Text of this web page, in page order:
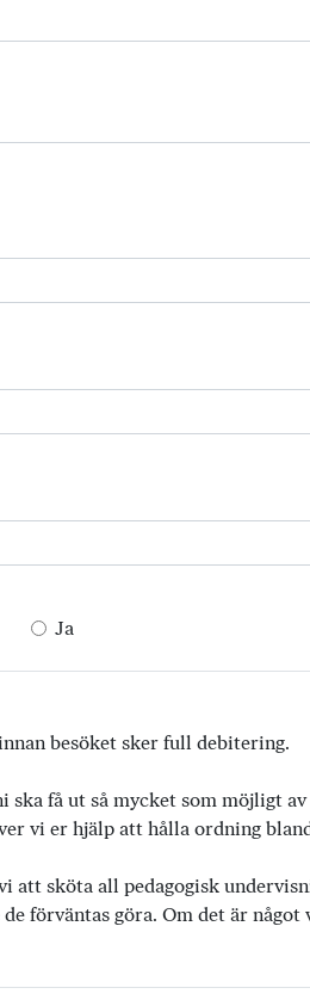
Ja
besöket sker full debitering.
få ut så mycket som möjligt
vi er hjälp att hålla ordning
att sköta all pedagogisk
förväntas göra. Om det är